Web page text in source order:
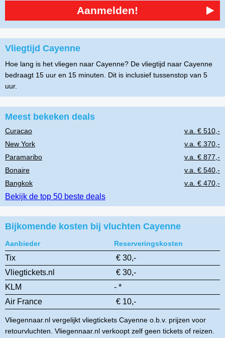
Aanmelden!
Vliegtijd Cayenne
Hoe lang is het vliegen naar Cayenne? De vliegtijd naar Cayenne
bedraagt 15 uur en 15 minuten. Dit is inclusief tussenstop van 5
uur.
Meest bekeken deals
Curacao
v.a. € 510,-
New York
v.a. € 370,-
Paramaribo
v.a. € 877,-
Bonaire
v.a. € 540,-
Bangkok
v.a. € 470,-
Bekijk de top 50 beste deals
Bijkomende kosten bij vluchten Cayenne
Aanbieder Reserveringskosten
Tix
€ 30,-
Vliegtickets.nl
€ 30,-
KLM
- *
Air France
€ 10,-
Vliegennaar.nl vergelijkt vliegtickets Cayenne o.b.v. prijzen voor
retourvluchten. Vliegennaar.nl verkoopt zelf geen tickets of reizen.